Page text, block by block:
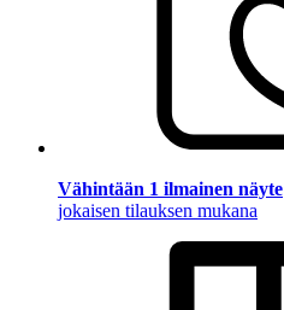
Vähintään 1 ilmainen näyte
jokaisen tilauksen mukana